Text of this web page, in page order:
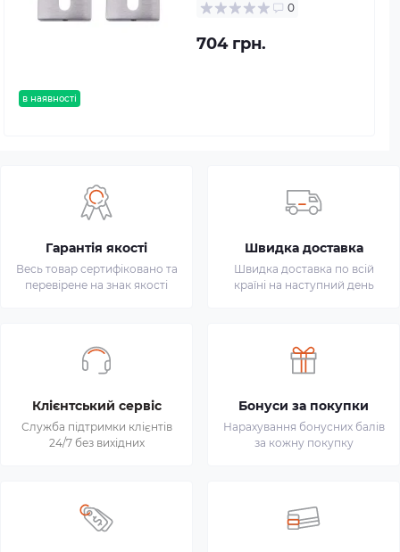
в наявності
0
704 грн.
Гарантія якості
Весь товар сертифіковано та
перевірене на знак якості
Швидка доставка
Швидка доставка по всій
країні на наступний день
Клієнтський сервіс
Служба підтримки клієнтів
24/7 без вихідних
Бонуси за покупки
Нарахування бонусних балів
за кожну покупку